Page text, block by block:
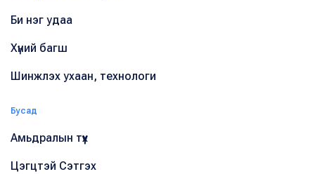
Би нэг удаа
Хүний багш
Шинжлэх ухаан, технологи
Бусад
Амьдралын түүх
Цэгцтэй Сэтгэх